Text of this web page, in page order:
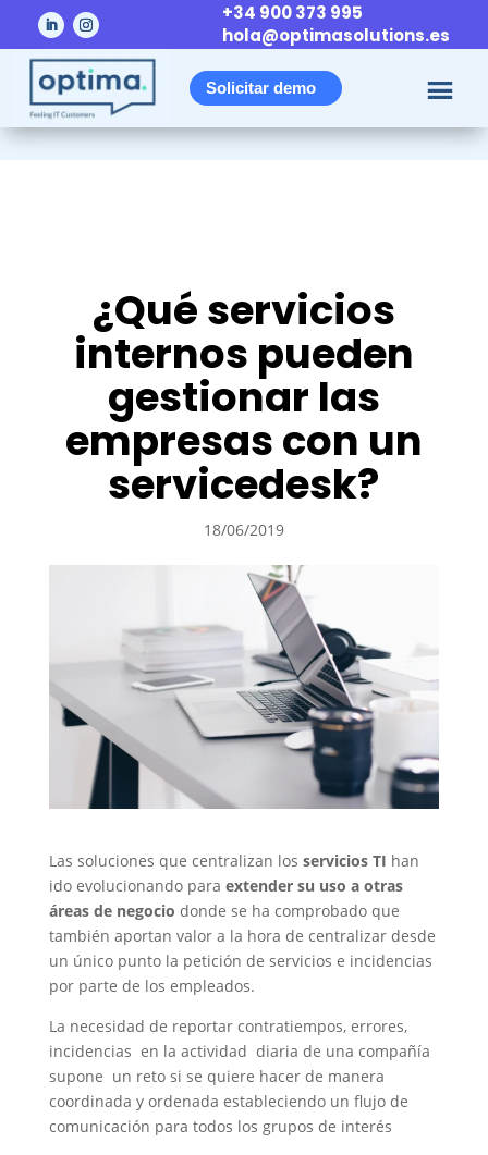
+34 900 373 995
hola@optimasolutions.es
Solicitar demo
¿Qué servicios
internos pueden
gestionar las
empresas con un
servicedesk?
18/06/2019
Las soluciones que centralizan los servicios TI han
ido evolucionando para extender su uso a otras
áreas de negocio donde se ha comprobado que
también aportan valor a la hora de centralizar desde
un único punto la petición de servicios e incidencias
por parte de los empleados.
La necesidad de reportar contratiempos, errores,
incidencias en la actividad diaria de una compañía
supone un reto si se quiere hacer de manera
coordinada y ordenada estableciendo un flujo de
comunicación para todos los grupos de interés